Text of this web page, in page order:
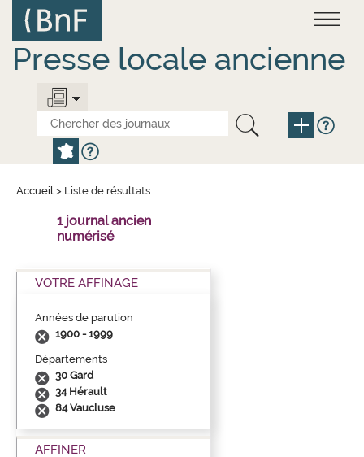
contenu
principal
Presse locale ancienne
Accueil > Liste de résultats
1 journal ancien
numérisé
VOTRE AFFINAGE
Années de parution
1900 - 1999
Départements
30 Gard
34 Hérault
84 Vaucluse
AFFINER
Panneau de gestion des cookies